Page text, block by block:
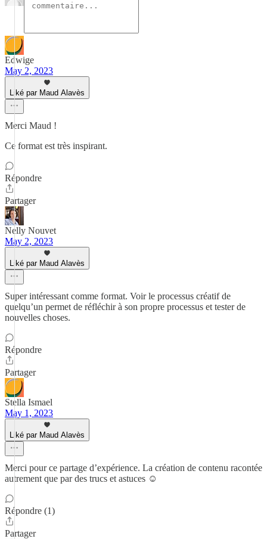
Edwige
May 2, 2023
Liké par Maud Alavès
Merci Maud !
Ce format est très inspirant.
Répondre
Partager
Nelly Nouvet
May 2, 2023
Liké par Maud Alavès
Super intéressant comme format. Voir le processus créatif de
quelqu’un permet de réfléchir à son propre processus et tester de
nouvelles choses.
Répondre
Partager
Stella Ismael
May 1, 2023
Liké par Maud Alavès
Merci pour ce partage d’expérience. La création de contenu racontée
autrement que par des trucs et astuces ☺️
Répondre (1)
Partager